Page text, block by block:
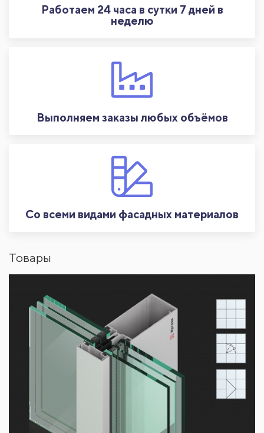
Работаем 24 часа в сутки 7 дней в
неделю
Выполняем заказы любых объёмов
Со всеми видами фасадных материалов
Товары